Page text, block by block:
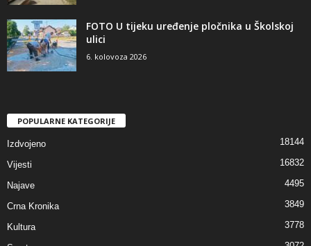
FOTO U tijeku uređenje pločnika u Školskoj
ulici
6. kolovoza 2026
POPULARNE KATEGORIJE
Izdvojeno 18144
Vijesti 16832
Najave 4495
Crna Kronika 3849
Kultura 3778